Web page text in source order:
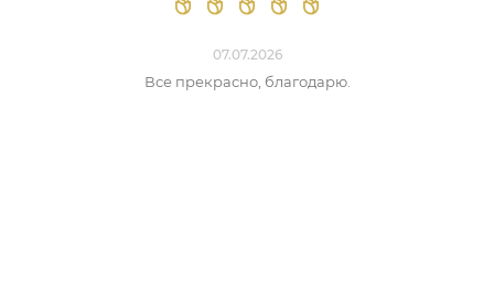
07.07.2026
Все прекрасно, благодарю.